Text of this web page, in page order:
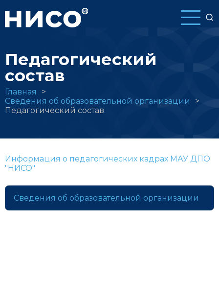
основному
Педагогический
состав
Строка
навигации
Главная
Сведения об образовательной организации
Педагогический состав
Информация о педагогических кадрах МАУ ДПО
"НИСО"
Сведения об образовательной организации